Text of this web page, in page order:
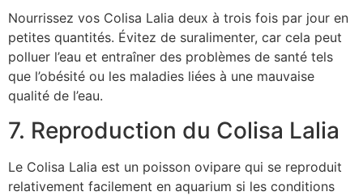
Nourrissez vos Colisa Lalia deux à trois fois par jour en
petites quantités. Évitez de suralimenter, car cela peut
polluer l’eau et entraîner des problèmes de santé tels
que l’obésité ou les maladies liées à une mauvaise
qualité de l’eau.
7. Reproduction du Colisa Lalia
Le Colisa Lalia est un poisson ovipare qui se reproduit
relativement facilement en aquarium si les conditions